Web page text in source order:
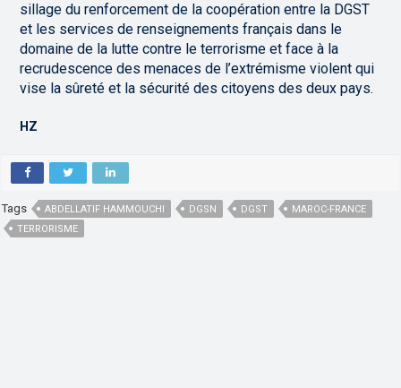
sillage du renforcement de la coopération entre la DGST
et les services de renseignements français dans le
domaine de la lutte contre le terrorisme et face à la
recrudescence des menaces de l’extrémisme violent qui
vise la sûreté et la sécurité des citoyens des deux pays.
HZ
Tags ABDELLATIF HAMMOUCHI DGSN DGST
MAROC-FRANCE
TERRORISME